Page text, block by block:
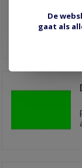
De
gaat als